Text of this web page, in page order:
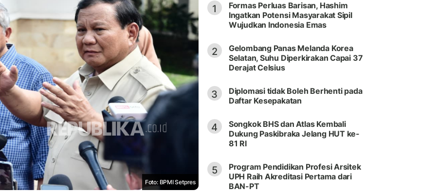
Foto: BPMI Setpres
1
Formas Perluas Barisan, Hashim
Ingatkan Potensi Masyarakat Sipil
Wujudkan Indonesia Emas
2
Gelombang Panas Melanda Korea
Selatan, Suhu Diperkirakan Capai 37
Derajat Celsius
3
Diplomasi tidak Boleh Berhenti pada
Daftar Kesepakatan
4
Songkok BHS dan Atlas Kembali
Dukung Paskibraka Jelang HUT ke-
81 RI
5
Program Pendidikan Profesi Arsitek
UPH Raih Akreditasi Pertama dari
BAN-PT